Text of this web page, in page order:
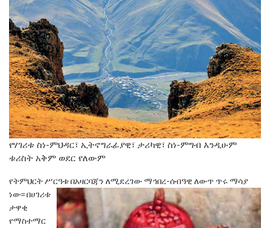
የሃገሪቱ ስነ-ምህዳር፣ ኢትኖግራፊያዊ፣ ታሪካዊ፣ ስነ-ምግብ እንዲሁም
ቱሪስት አቅም ወደር የለውም
የትምህርት ሥርዓቱ በአዛርባጃን ለሚደረገው ማኅበረ-ሰብዓዊ ለውጥ ጥሩ ማሳያ
ነው፡፡ በሀገሪቱ
ታዋቂ
የማስተማር